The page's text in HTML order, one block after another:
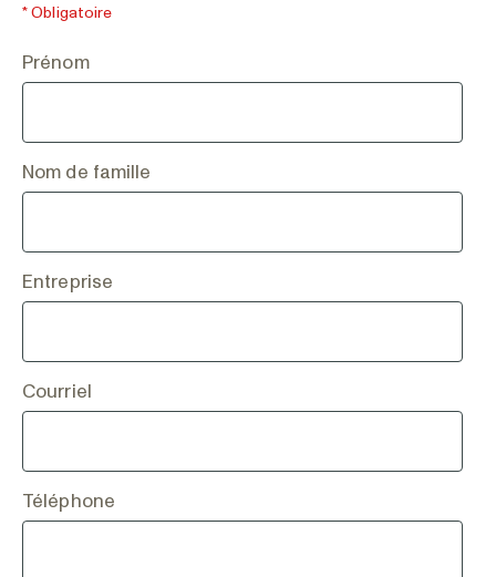
* Obligatoire
Prénom
Nom de famille
Entreprise
Courriel
Téléphone